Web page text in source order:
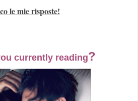
le mie risposte!
currently reading?